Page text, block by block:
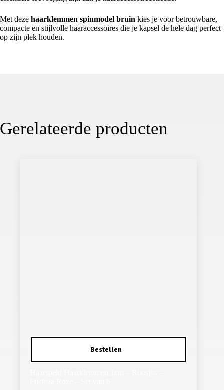
Met deze haarklemmen spinmodel bruin kies je voor betrouwbare,
compacte en stijlvolle haaraccessoires die je kapsel de hele dag perfect
op zijn plek houden.
Gerelateerde producten